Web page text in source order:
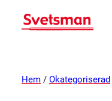
Hem / Okategoriserad